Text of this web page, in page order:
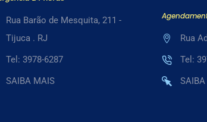
Rua Barão de Mesquita, 211 -
Tijuca . RJ
Tel: 3978-6287
SAIBA MAIS
Rua
Tel: